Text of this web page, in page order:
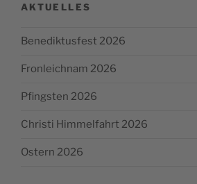
AKTUELLES
Benediktusfest 2026
Fronleichnam 2026
Pfingsten 2026
Christi Himmelfahrt 2026
Ostern 2026